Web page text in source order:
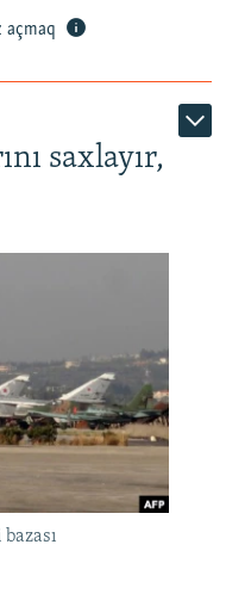
açmaq
saxlayır,